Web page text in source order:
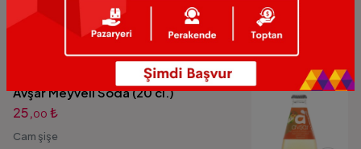
Cam şişe
Avşar Meyveli Soda (20 cl.)
25,00 ₺
Cam şişe